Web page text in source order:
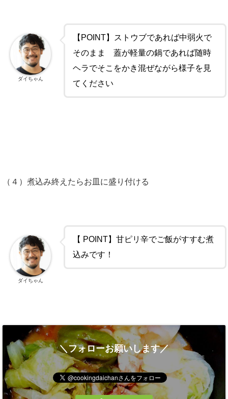
【POINT】ストウブであれば中弱火で
そのまま 蓋が軽量の鍋であれば随時
ヘラでそこをかき混ぜながら様子を見
てください
ダイちゃん
（４）煮込み終えたらお皿に盛り付ける
【 POINT】甘ピリ辛でご飯がすすむ煮
込みです！
ダイちゃん
＼フォローお願いします／